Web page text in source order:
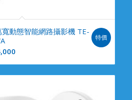
動態智能網路攝影機 TE-
特價